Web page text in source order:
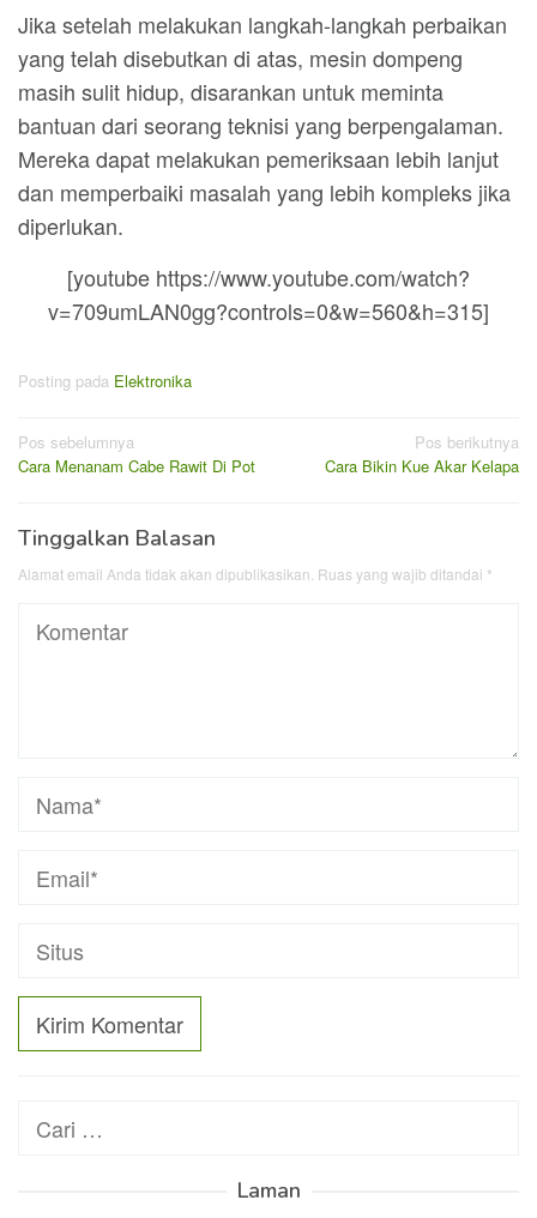
Jika setelah melakukan langkah-langkah perbaikan
yang telah disebutkan di atas, mesin dompeng
masih sulit hidup, disarankan untuk meminta
bantuan dari seorang teknisi yang berpengalaman.
Mereka dapat melakukan pemeriksaan lebih lanjut
dan memperbaiki masalah yang lebih kompleks jika
diperlukan.
[youtube https://www.youtube.com/watch?
v=709umLAN0gg?controls=0&w=560&h=315]
Posting pada Elektronika
Navigasi
pos
Pos sebelumnya
Cara Menanam Cabe Rawit Di Pot
Pos berikutnya
Cara Bikin Kue Akar Kelapa
Tinggalkan Balasan
Alamat email Anda tidak akan dipublikasikan. Ruas yang wajib ditandai *
Cari
Laman